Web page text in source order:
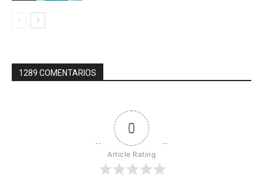
1289 COMENTARIOS
0
Article Rating